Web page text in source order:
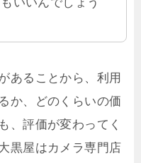
あることから、利用
か、どのくらいの価
、評価が変わってく
黒屋はカメラ専門店